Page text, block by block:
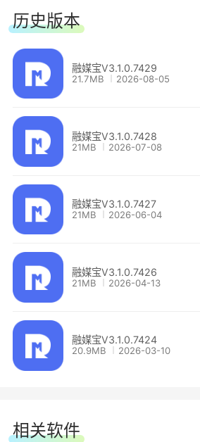
号评估员工成果。
爆文系统
频聚合，简单高效。
轻松掌握实时热点，每天都有
新媒体文章风险检测
告、灌水等信息，及时发现，规避风险，安
基于大数据分析识别技术，
度、查重、审核必备利器，提前预防
历史版本
融媒宝V3.1.0.7429
21.7MB 2026-08-05
融媒宝V3.1.0.7428
21MB 2026-07-08
融媒宝V3.1.0.7427
21MB 2026-06-04
融媒宝V3.1.0.7426
21MB 2026-04-13
融媒宝V3.1.0.7424
20.9MB 2026-03-10
相关软件